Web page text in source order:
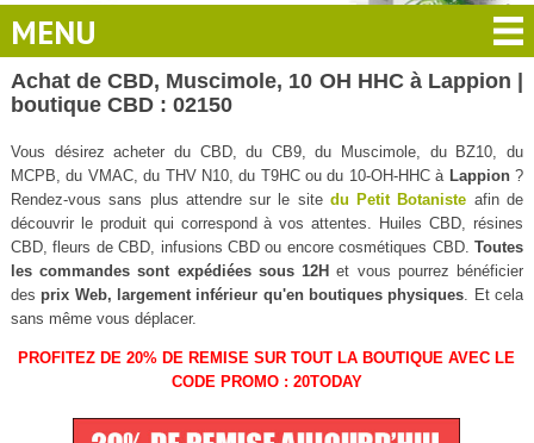
MENU
Achat de CBD, Muscimole, 10 OH HHC à Lappion |
boutique CBD : 02150
Vous désirez acheter du CBD, du CB9, du Muscimole, du BZ10, du
MCPB, du VMAC, du THV N10, du T9HC ou du 10-OH-HHC à Lappion?
Rendez-vous sans plus attendre sur le site du Petit Botaniste afin de
découvrir le produit qui correspond à vos attentes. Huiles CBD, résines
CBD, fleurs de CBD, infusions CBD ou encore cosmétiques CBD.Toutes
les commandes sont expédiées sous 12H et vous pourrez bénéficier
des prix Web, largement inférieur qu'en boutiques physiques . Et cela
sans même vous déplacer.
PROFITEZ DE 20% DE REMISE SUR TOUT LA BOUTIQUE AVEC LE
CODE PROMO : 20TODAY